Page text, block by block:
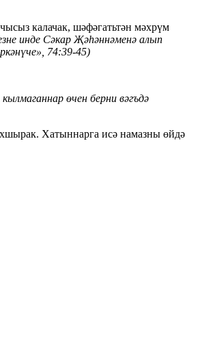
калачак, шәфәгатьтән мәхрүм
инде Сәкар Җәһәннәменә алып
74:39-45)
өчен берни вәгъдә
Хатыннарга исә намазны өйдә